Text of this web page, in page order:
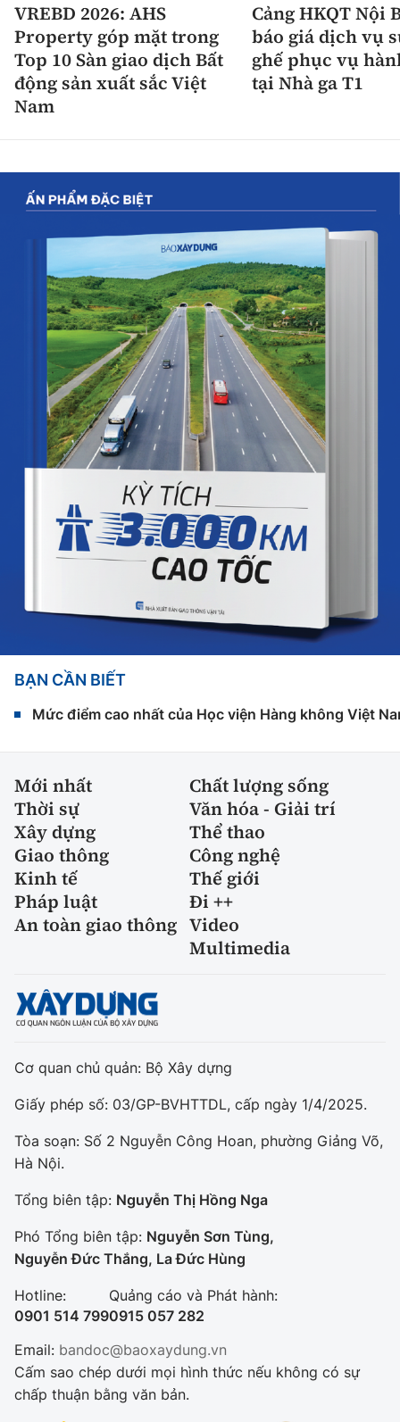
VREBD 2026: AHS
Property góp mặt trong
Top 10 Sàn giao dịch Bất
động sản xuất sắc Việt
Nam
Cảng HKQT Nội
báo giá dịch vụ
ghế phục vụ
tại Nhà ga T1
BẠN CẦN BIẾT
Mức điểm cao nhất của Học viện Hàng không Việt
Mới nhất
Chất lượng sống
Thời sự
Văn hóa - Giải trí
Xây dựng
Thể thao
Giao thông
Công nghệ
Kinh tế
Thế giới
Pháp luật
Đi ++
An toàn giao thông Video
Multimedia
Cơ quan chủ quản: Bộ Xây dựng
Giấy phép số: 03/GP-BVHTTDL, cấp ngày 1/4/2025.
Tòa soạn: Số 2 Nguyễn Công Hoan, phường Giảng Võ,
Hà Nội.
Tổng biên tập: Nguyễn Thị Hồng Nga
Phó Tổng biên tập: Nguyễn Sơn Tùng,
Nguyễn Đức Thắng, La Đức Hùng
Hotline:
0901 514 799
Quảng cáo và Phát hành:
0915 057 282
Email: bandoc@baoxaydung.vn
Cấm sao chép dưới mọi hình thức nếu không có sự
chấp thuận bằng văn bản.